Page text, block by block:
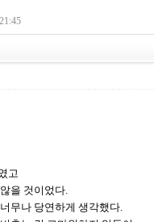
고
을 것이었다.
무나 당연하게 생각했다.